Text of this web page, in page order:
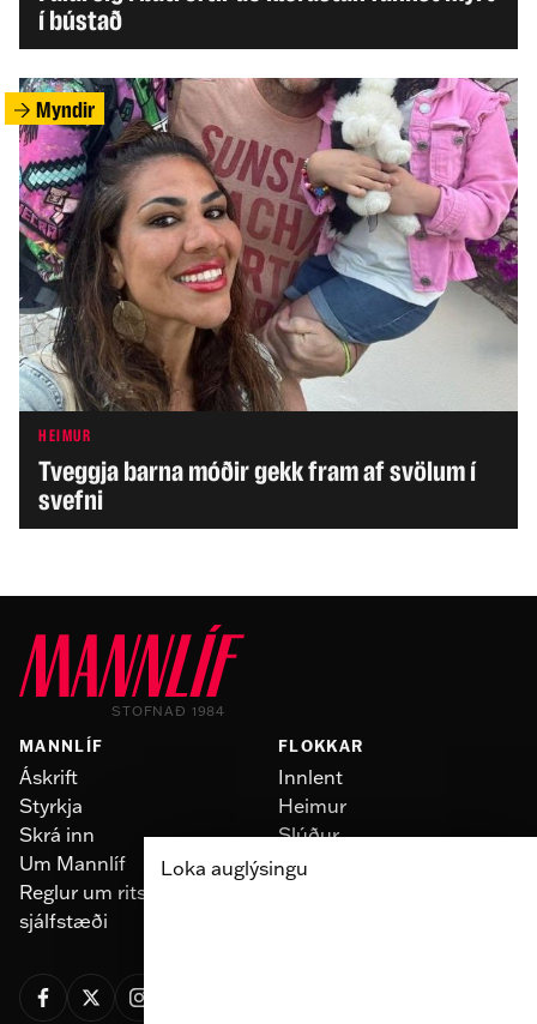
í bústað
Myndir
HEIMUR
Tveggja barna móðir gekk fram af svölum í
svefni
STOFNAÐ 1984
MANNLÍF
Áskrift
Styrkja
Skrá inn
Um Mannlíf
Reglur um ritstjórnarlegt
sjálfstæði
FLOKKAR
Innlent
Heimur
Slúður
Skoðun
Loka auglýsingu